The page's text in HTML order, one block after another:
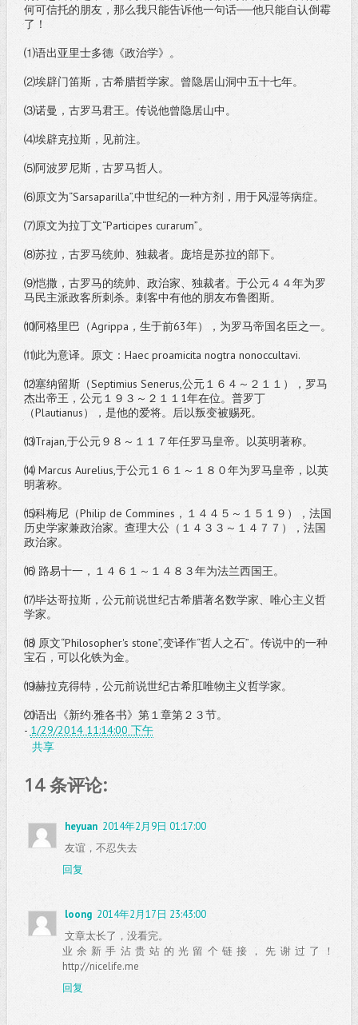
何可信托的朋友，那么我只能告诉他一句话──他只能自认倒霉
了！
⑴语出亚里士多德《政治学》。
⑵埃辟门笛斯，古希腊哲学家。曾隐居山洞中五十七年。
⑶诺曼，古罗马君王。传说他曾隐居山中。
⑷埃辟克拉斯，见前注。
⑸阿波罗尼斯，古罗马哲人。
⑹原文为“Sarsaparilla”,中世纪的一种方剂，用于风湿等病症。
⑺原文为拉丁文“Participes curarum”。
⑻苏拉，古罗马统帅、独裁者。庞培是苏拉的部下。
⑼恺撒，古罗马的统帅、政治家、独裁者。于公元４４年为罗
马民主派政客所刺杀。刺客中有他的朋友布鲁图斯。
⑽阿格里巴（Agrippa，生于前63年），为罗马帝国名臣之一。
⑾此为意译。原文：Haec proamicita nogtra nonoccultavi.
⑿塞纳留斯（Septimius Senerus,公元１６４～２１１），罗马
杰出帝王，公元１９３～２１１1年在位。普罗丁
（Plautianus），是他的爱将。后以叛变被赐死。
⒀Trajan,于公元９８～１１７年任罗马皇帝。以英明著称。
⒁ Marcus Aurelius,于公元１６１～１８０年为罗马皇帝，以英
明著称。
⒂科梅尼（Philip de Commines，１４４５～１５１９），法国
历史学家兼政治家。查理大公（１４３３～１４７７），法国
政治家。
⒃ 路易十一，１４６１～１４８３年为法兰西国王。
⒄毕达哥拉斯，公元前说世纪古希腊著名数学家、唯心主义哲
学家。
⒅ 原文“Philosopher's stone”,变译作“哲人之石”。传说中的一种
宝石，可以化铁为金。
⒆赫拉克得特，公元前说世纪古希肛唯物主义哲学家。
⒇语出《新约·雅各书》第１章第２３节。
- 1/29/2014 11:14:00 下午
共享
14 条评论:
heyuan 2014年2月9日 01:17:00
友谊，不忍失去
回复
loong 2014年2月17日 23:43:00
文章太长了，没看完。
业余新手沾贵站的光留个链接，先谢过了！
http://nicelife.me
回复